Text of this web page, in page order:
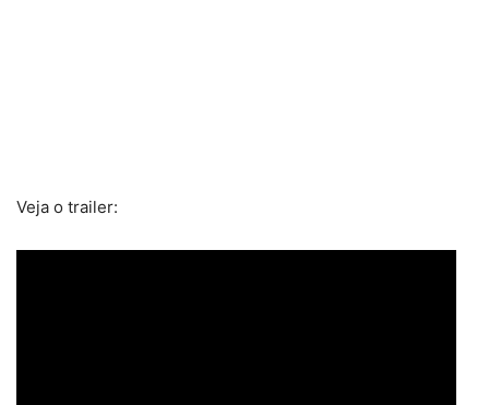
Veja o trailer: